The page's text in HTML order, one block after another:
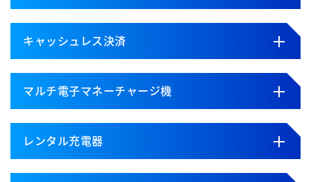
キャッシュレス決済
マルチ電子マネーチャージ機
レンタル充電器